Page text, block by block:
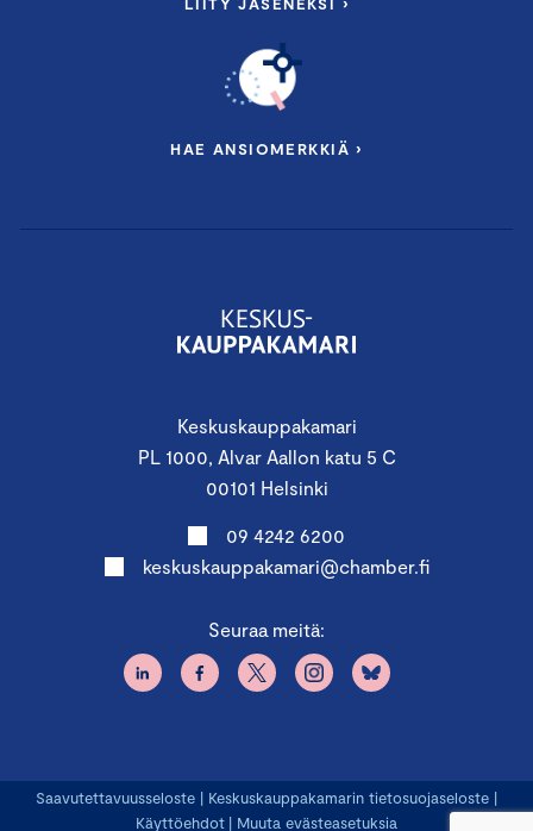
Keskuskauppakamari
PL 1000, Alvar Aallon katu 5 C
00101 Helsinki
09 4242 6200
keskuskauppakamari@chamber.fi
Seuraa meitä:
HAE ANSIOMERKKIÄ ›
Saavutettavuusseloste | Keskuskauppakamarin tietosuojaseloste |
Käyttöehdot | Muuta evästeasetuksia